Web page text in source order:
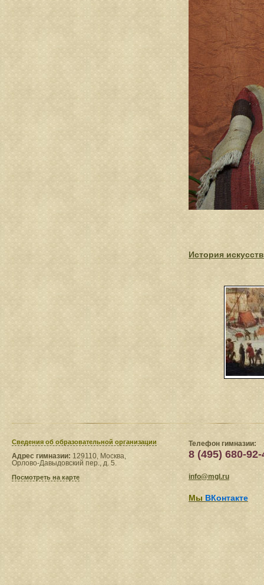
История
Сведения​ об образовательной организации
Адрес гимназии: 129110, Москва,
Орлово-Давыдовский пер., д. 5.
Посмотреть на карте
Телефон гимназии:
8 (495) 680-92-
info@mgl.ru
Мы ВКонтакте